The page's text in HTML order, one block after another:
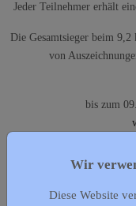
Jeder Teilnehmer erhält
Die Gesamtsieger beim
von
bis zum
Die Teilnahme am
Wir
Diese Website